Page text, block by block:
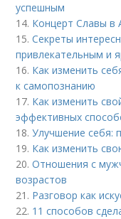
успешным
14. Концерт Славы в
15.Секреты
привлекательным и
16. Как изменить
к самопознанию
17. Как изменить
эффективных
18.Улучшение себя:
19. Как изменить
20.Отношения с
возрастов
21. Разговор как
22. 11 способов